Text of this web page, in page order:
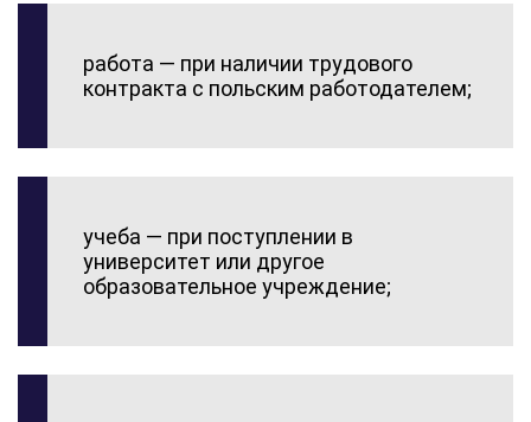
работа — при наличии трудового
контракта с польским работодателем;
учеба — при поступлении в
университет или другое
образовательное учреждение;